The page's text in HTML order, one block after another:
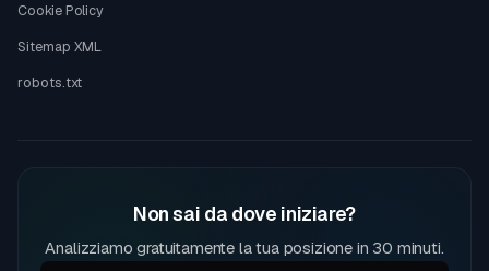
Cookie Policy
Sitemap XML
robots.txt
Non sai da dove iniziare?
Analizziamo gratuitamente la tua posizione in 30 minuti.